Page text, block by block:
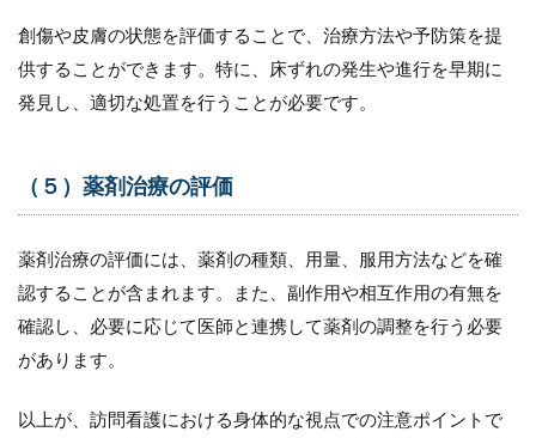
ント
の共
有・
連携
ト
11.1
（１）
目的を
明確に
11.2
情報を
創傷や皮膚の状態を評価することで、治療方法や予防策を提
供することができます。特に、床ずれの発生や進行を早期に
発見し、適切な処置を行うことが必要です。
（５）薬剤治療の評価
薬剤治療の評価には、薬剤の種類、用量、服用方法などを確
認することが含まれます。また、副作用や相互作用の有無を
確認し、必要に応じて医師と連携して薬剤の調整を行う必要
があります。
以上が、訪問看護における身体的な視点での注意ポイントで